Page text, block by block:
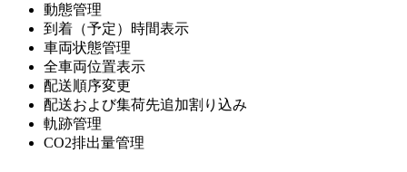
動態管理
到着（予定）時間表示
車両状態管理
全車両位置表示
配送順序変更
配送および集荷先追加割り込み
軌跡管理
CO2排出量管理